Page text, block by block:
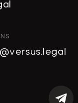
сделкой
И